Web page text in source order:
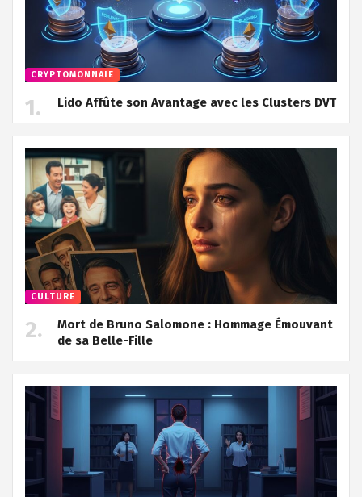
CRYPTOMONNAIE
Lido Affûte son Avantage avec les Clusters DVT
CULTURE
Mort de Bruno Salomone : Hommage Émouvant
de sa Belle-Fille